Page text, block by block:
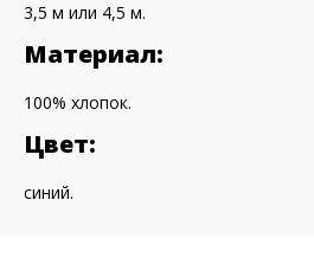
3,5 м или 4,5 м.
Материал:
100% хлопок.
Цвет:
синий.